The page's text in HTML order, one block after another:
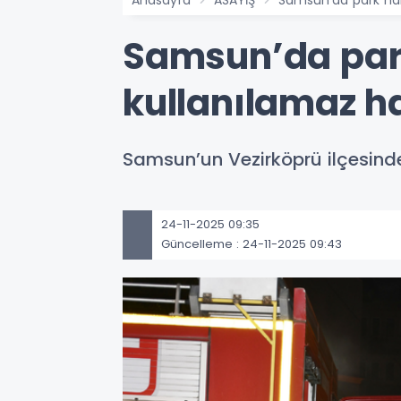
Samsun’da
kullanılamaz
Samsun’un Vezirköprü
24-11-2025 09:35
Güncelleme : 24-11-2025 09:43